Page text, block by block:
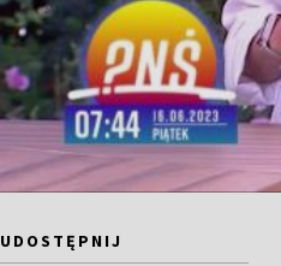
UDOSTĘPNIJ